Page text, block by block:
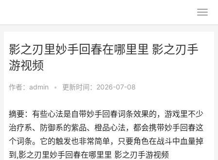
影之刃里妙手回春在哪里里 影之刃手
游视频
作者： admin • 更新时间：2026-07-08
摘要：​有些心法是自带妙手回春词条效果的，游戏里不少
治疗系、防御系的紫品、橙品心法，都会携带妙手回春这
个词条。它的触发也非常简单，只要角色在战斗中血量掉
到,影之刃里妙手回春在哪里里 影之刃手游视频